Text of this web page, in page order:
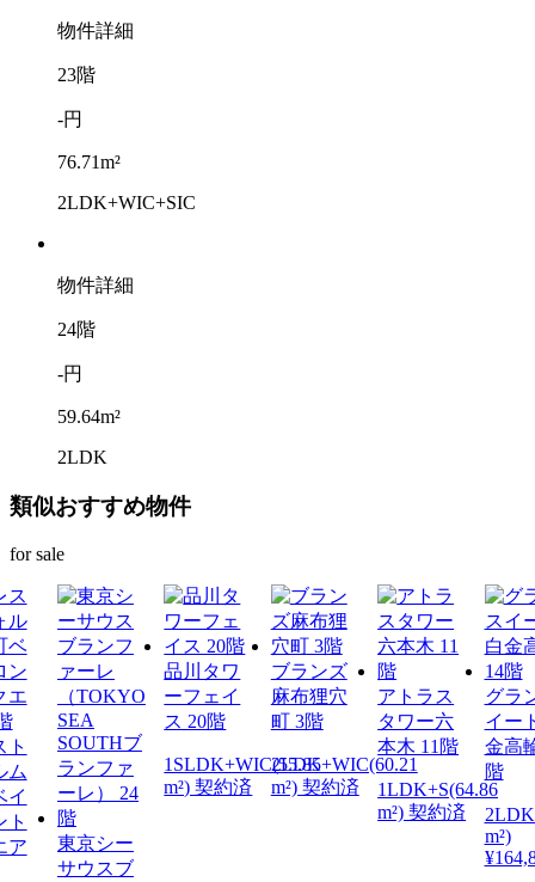
物件詳細
23階
-円
76.71m²
2LDK+WIC+SIC
物件詳細
24階
-円
59.64m²
2LDK
類似おすすめ物件
for sale
ト
ム
イ
ト
ア
東京シー
サウスブ
品川タワ
ーフェイ
ス 20階
1SLDK+WIC(55.85
m²) 契約済
ブランズ
麻布狸穴
町 3階
2LDK+WIC(60.21
m²) 契約済
アトラス
タワー六
本木 11階
1LDK+S(64.86
m²) 契約済
グラ
イー
金高
階
m²)